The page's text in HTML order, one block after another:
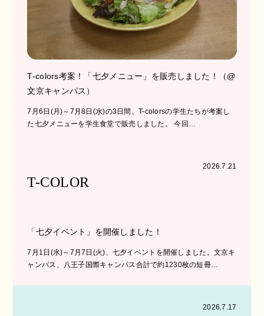
T-colors考案！「七夕メニュー」を販売しました！（@
文京キャンパス）
7月6日(月)～7月8日(水)の3日間、T-colorsの学生たちが考案し
た七夕メニューを学生食堂で販売しました。 今回…
2026.7.21
T-COLOR
「七夕イベント」を開催しました！
7月1日(水)～7月7日(火)、七夕イベントを開催しました。文京キ
ャンパス、八王子国際キャンパス合計で約1230枚の短冊…
2026.7.17